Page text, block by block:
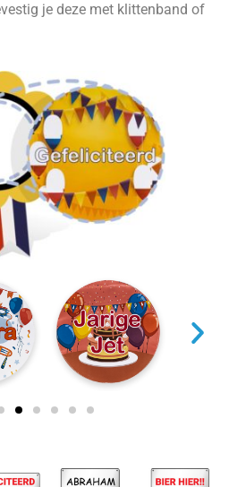
je deze met klittenband of